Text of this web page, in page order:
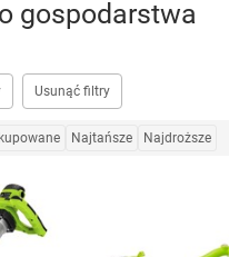
gospodarstwa
Usunąć filtry
Najtańsze Najdroższe